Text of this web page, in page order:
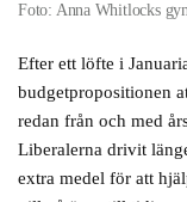
Foto: Anna Whitlocks
Efter ett löfte i
budgetpropositionen
redan från och med
Liberalerna drivit
extra medel för att